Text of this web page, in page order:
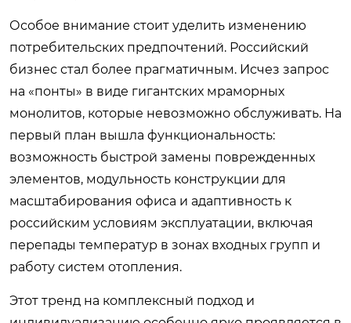
Особое внимание стоит уделить изменению
потребительских предпочтений. Российский
бизнес стал более прагматичным. Исчез запрос
на «понты» в виде гигантских мраморных
монолитов, которые невозможно обслуживать. На
первый план вышла функциональность:
возможность быстрой замены поврежденных
элементов, модульность конструкции для
масштабирования офиса и адаптивность к
российским условиям эксплуатации, включая
перепады температур в зонах входных групп и
работу систем отопления.
Этот тренд на комплексный подход и